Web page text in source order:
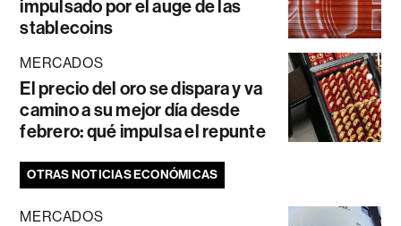
impulsado por el auge de las
stablecoins
MERCADOS
El precio del oro se dispara y va
camino a su mejor día desde
febrero: qué impulsa el repunte
OTRAS NOTICIAS ECONÓMICAS
MERCADOS